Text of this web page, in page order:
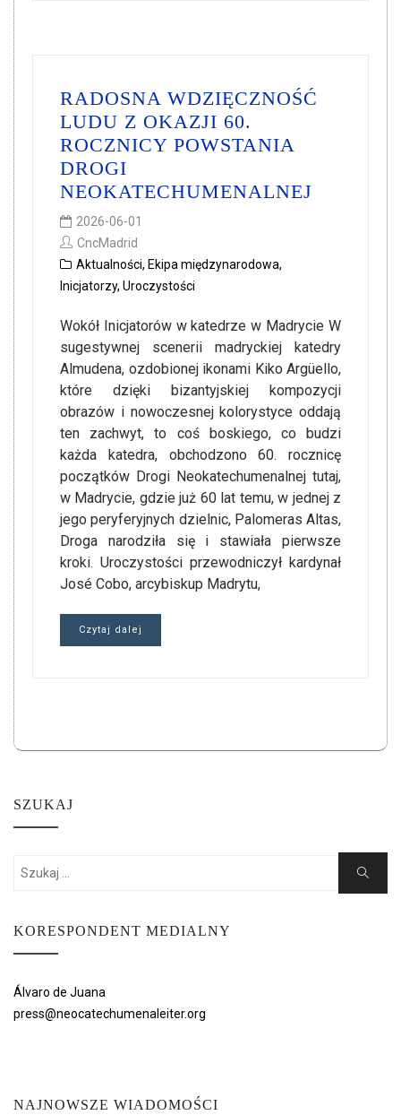
RADOSNA WDZIĘCZNOŚĆ
LUDU Z OKAZJI 60.
ROCZNICY POWSTANIA
DROGI
NEOKATECHUMENALNEJ
2026-06-01
CncMadrid
Aktualności, Ekipa międzynarodowa,
Inicjatorzy, Uroczystości
Wokół Inicjatorów w katedrze w Madrycie W
sugestywnej scenerii madryckiej katedry
Almudena, ozdobionej ikonami Kiko Argüello,
które dzięki bizantyjskiej kompozycji
obrazów i nowoczesnej kolorystyce oddają
ten zachwyt, to coś boskiego, co budzi
każda katedra, obchodzono 60. rocznicę
początków Drogi Neokatechumenalnej tutaj,
w Madrycie, gdzie już 60 lat temu, w jednej z
jego peryferyjnych dzielnic, Palomeras Altas,
Droga narodziła się i stawiała pierwsze
kroki. Uroczystości przewodniczył kardynał
José Cobo, arcybiskup Madrytu,
Czytaj dalej
SZUKAJ
Search
Search
KORESPONDENT MEDIALNY
Álvaro de Juana
press@neocatechumenaleiter.org
NAJNOWSZE WIADOMOŚCI